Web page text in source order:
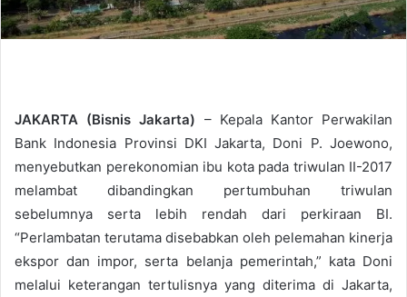
JAKARTA (Bisnis Jakarta) – Kepala Kantor Perwakilan
Bank Indonesia Provinsi DKI Jakarta, Doni P. Joewono,
menyebutkan perekonomian ibu kota pada triwulan II-2017
melambat dibandingkan pertumbuhan triwulan
sebelumnya serta lebih rendah dari perkiraan BI.
“Perlambatan terutama disebabkan oleh pelemahan kinerja
ekspor dan impor, serta belanja pemerintah,” kata Doni
melalui keterangan tertulisnya yang diterima di Jakarta,